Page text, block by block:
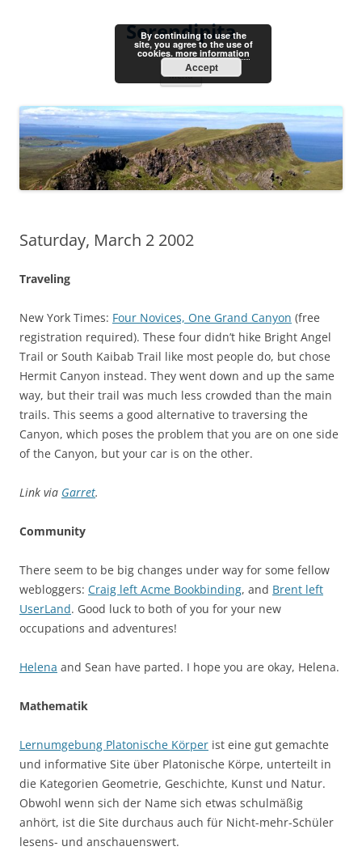
Serendipita
Menu
Saturday, March 2 2002
Traveling
New York Times: Four Novices, One Grand Canyon (free
registration required). These four didn’t hike Bright Angel
Trail or South Kaibab Trail like most people do, but chose
Hermit Canyon instead. They went down and up the same
way, but their trail was much less crowded than the main
trails. This seems a good alternative to traversing the
Canyon, which poses the problem that you are on one side
of the Canyon, but your car is on the other.
Link via Garret.
Community
There seem to be big changes under way for some fellow
webloggers: Craig left Acme Bookbinding, and Brent left
UserLand. Good luck to both of you for your new
occupations and adventures!
Helena and Sean have parted. I hope you are okay, Helena.
Mathematik
Lernumgebung Platonische Körper ist eine gut gemachte
und informative Site über Platonische Körpe, unterteilt in
die Kategorien Geometrie, Geschichte, Kunst und Natur.
Obwohl wenn sich der Name sich etwas schulmäßig
anhört, ist die Site durchaus auch für Nicht-mehr-Schüler
lesens- und anschauenswert.
By continuing to use the
site, you agree to the use of
cookies. more information
Accept